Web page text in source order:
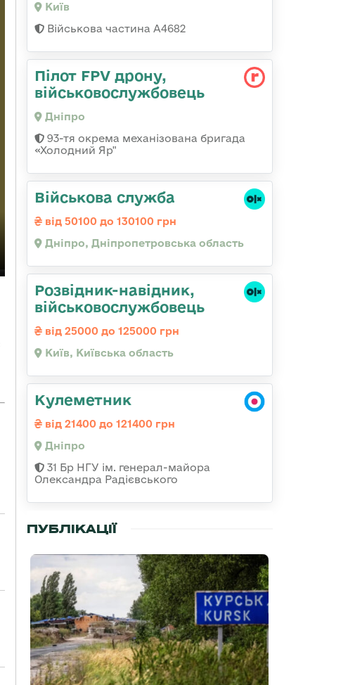
Київ
Військова частина А4682
Пілот FPV дрону,
військовослужбовець
Дніпро
93-тя окрема механізована бригада
«Холодний Яр"
Військова служба
від 50100 до 130100 грн
Дніпро, Дніпропетровська область
Розвідник-навідник,
військовослужбовець
від 25000 до 125000 грн
Київ, Київська область
Кулеметник
від 21400 до 121400 грн
Дніпро
31 Бр НГУ ім. генерал-майора
Олександра Радієвського
ПУБЛІКАЦІЇ